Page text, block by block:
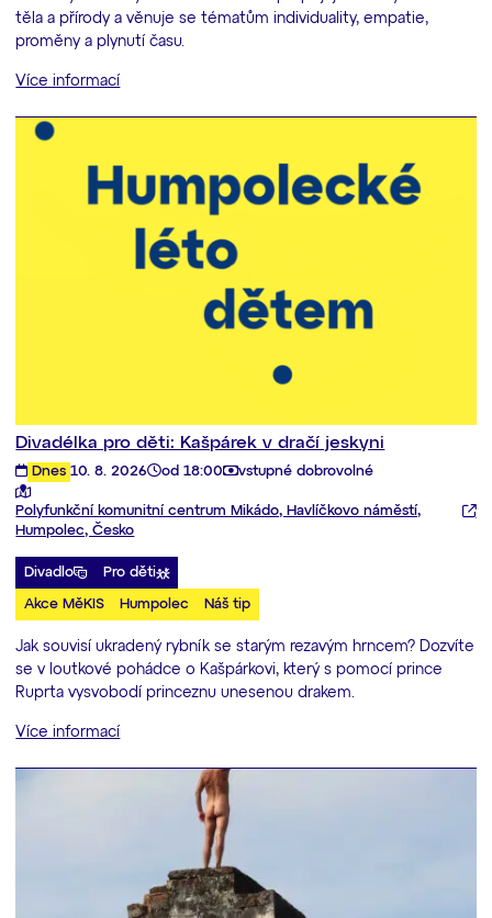
těla a přírody a věnuje se tématům individuality, empatie,
proměny a plynutí času.
Více informací
Divadélka pro děti: Kašpárek v dračí jeskyni
Dnes 10. 8. 2026 od 18:00 vstupné dobrovolné
Polyfunkční komunitní centrum Mikádo, Havlíčkovo náměstí,
Humpolec, Česko
Divadlo Pro děti
Akce MěKIS Humpolec Náš tip
Jak souvisí ukradený rybník se starým rezavým hrncem? Dozvíte
se v loutkové pohádce o Kašpárkovi, který s pomocí prince
Ruprta vysvobodí princeznu unesenou drakem.
Více informací